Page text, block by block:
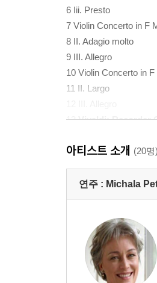
6 Iii. Presto
7 Violin Concerto in F
8 II. Adagio molto
9 III. Allegro
10 Violin Concerto in
11 II. Largo
13Vivaldi: Recorder
15 III. Allegro Molto
Disc 2
3 III. Andante
4 IV. Vivace
Heberie: Fantasia
6 II. Adagio
아티스트 소개 (20명)
연주 : Michala